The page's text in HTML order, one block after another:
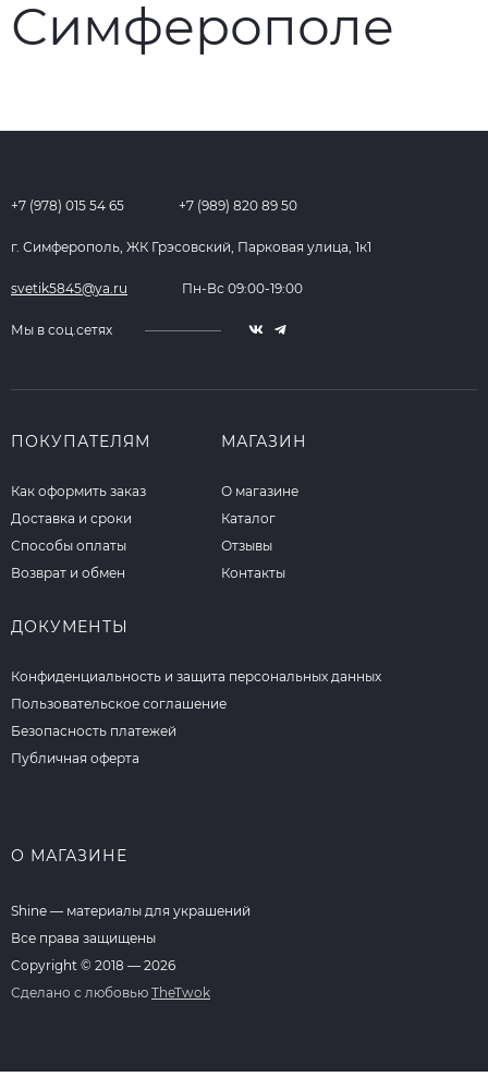
+7 (978) 015 54 65 +7 (989) 820 89 50
г. Симферополь, ЖК Грэсовский, Парковая улица, 1к1
svetik5845@ya.ru Пн-Вс 09:00-19:00
Мы в соц.сетях
ПОКУПАТЕЛЯМ
Как оформить заказ
Доставка и сроки
Способы оплаты
Возврат и обмен
МАГАЗИН
О магазине
Каталог
Отзывы
Контакты
ДОКУМЕНТЫ
Конфиденциальность и защита персональных данных
Пользовательское соглашение
Безопасность платежей
Публичная оферта
О МАГАЗИНЕ
Shine — материалы для украшений
Все права защищены
Copyright © 2018 — 2026
Сделано с любовью TheTwok